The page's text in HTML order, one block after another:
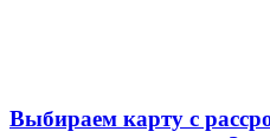
Выбираем карту с